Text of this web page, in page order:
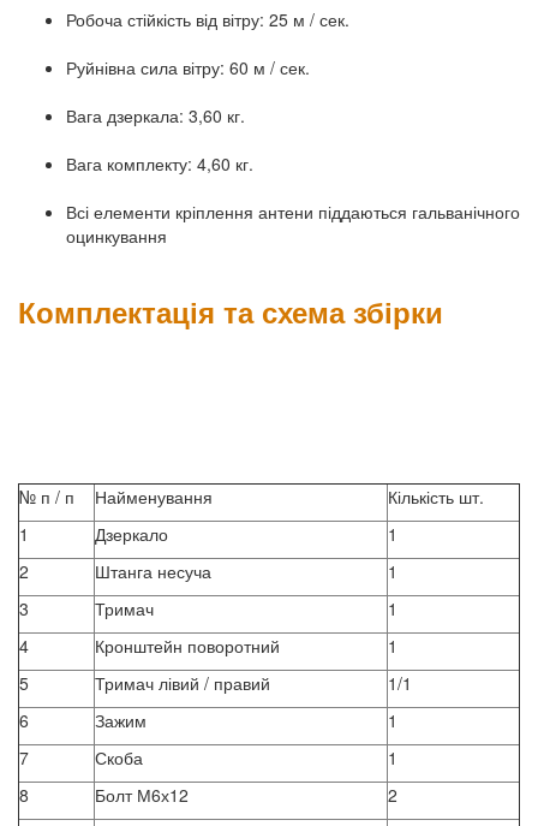
Робоча стійкість від вітру: 25 м / сек.
Руйнівна сила вітру: 60 м / сек.
Вага дзеркала: 3,60 кг.
Вага комплекту: 4,60 кг.
Всі елементи кріплення антени піддаються гальванічного
оцинкування
Комплектація та схема збірки
№ п / п Найменування
Кількість шт.
1
Дзеркало
1
2
Штанга несуча
1
3
Тримач
1
4
Кронштейн поворотний
1
5
Тримач лівий / правий
1/1
6
Зажим
1
7
Скоба
1
8
Болт М6х12
2